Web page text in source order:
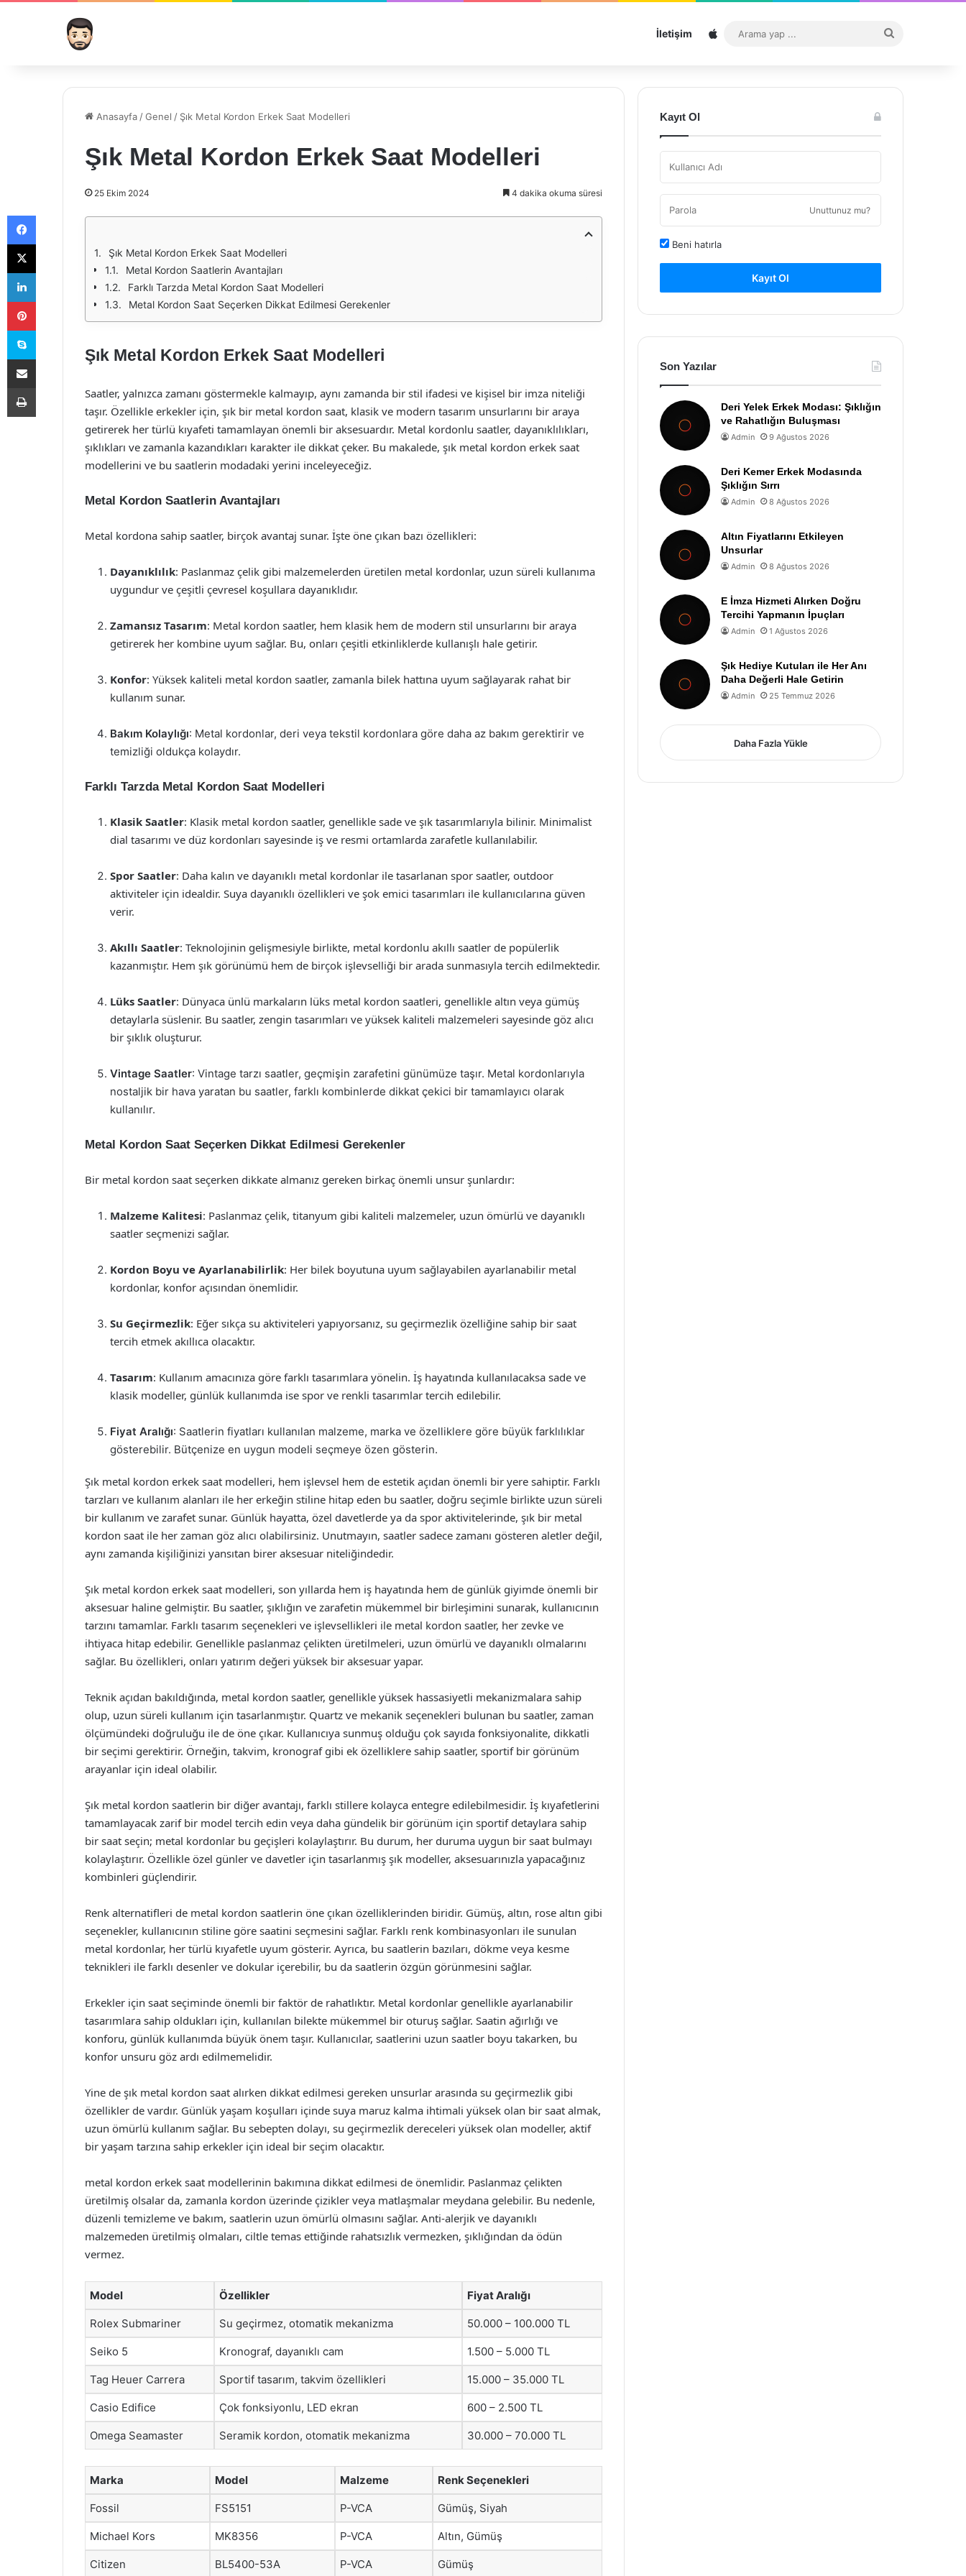
İletişim Sitemap
...
Anasayfa /Genel / Şık Metal Kordon Erkek Saat Modelleri
Şık Metal Kordon Erkek Saat Modelleri
25 Ekim 2024 4 dakika okuma süresi
Şık Metal Kordon Erkek Saat Modelleri
Metal Kordon Saatlerin Avantajları
Farklı Tarzda Metal Kordon Saat Modelleri
Metal Kordon Saat Seçerken Dikkat Edilmesi Gerekenler
Şık Metal Kordon Erkek Saat Modelleri
Saatler, yalnızca zamanı göstermekle kalmayıp, aynı zamanda bir stil ifadesi ve kişisel bir imza niteliği
taşır. Özellikle erkekler için, şık bir metal kordon saat, klasik ve modern tasarım unsurlarını bir araya
getirerek her türlü kıyafeti tamamlayan önemli bir aksesuardır. Metal kordonlu saatler, dayanıklılıkları,
şıklıkları ve zamanla kazandıkları karakter ile dikkat çeker. Bu makalede, şık metal kordon erkek saat
modellerini ve bu saatlerin modadaki yerini inceleyeceğiz.
Metal Kordon Saatlerin Avantajları
Metal kordona sahip saatler, birçok avantaj sunar. İşte öne çıkan bazı özellikleri:
Dayanıklılık: Paslanmaz çelik gibi malzemelerden üretilen metal kordonlar, uzun süreli kullanıma
uygundur ve çeşitli çevresel koşullara dayanıklıdır.
Zamansız Tasarım: Metal kordon saatler, hem klasik hem de modern stil unsurlarını bir araya
getirerek her kombine uyum sağlar. Bu, onları çeşitli etkinliklerde kullanışlı hale getirir.
Konfor: Yüksek kaliteli metal kordon saatler, zamanla bilek hattına uyum sağlayarak rahat bir
kullanım sunar.
Bakım Kolaylığı: Metal kordonlar, deri veya tekstil kordonlara göre daha az bakım gerektirir ve
temizliği oldukça kolaydır.
Farklı Tarzda Metal Kordon Saat Modelleri
Klasik Saatler: Klasik metal kordon saatler, genellikle sade ve şık tasarımlarıyla bilinir. Minimalist
dial tasarımı ve düz kordonları sayesinde iş ve resmi ortamlarda zarafetle kullanılabilir.
Spor Saatler: Daha kalın ve dayanıklı metal kordonlar ile tasarlanan spor saatler, outdoor
aktiviteler için idealdir. Suya dayanıklı özellikleri ve şok emici tasarımları ile kullanıcılarına güven
verir.
Akıllı Saatler: Teknolojinin gelişmesiyle birlikte, metal kordonlu akıllı saatler de popülerlik
kazanmıştır. Hem şık görünümü hem de birçok işlevselliği bir arada sunmasıyla tercih edilmektedir.
Lüks Saatler: Dünyaca ünlü markaların lüks metal kordon saatleri, genellikle altın veya gümüş
detaylarla süslenir. Bu saatler, zengin tasarımları ve yüksek kaliteli malzemeleri sayesinde göz alıcı
bir şıklık oluşturur.
Vintage Saatler: Vintage tarzı saatler, geçmişin zarafetini günümüze taşır. Metal kordonlarıyla
nostaljik bir hava yaratan bu saatler, farklı kombinlerde dikkat çekici bir tamamlayıcı olarak
kullanılır.
Metal Kordon Saat Seçerken Dikkat Edilmesi Gerekenler
Bir metal kordon saat seçerken dikkate almanız gereken birkaç önemli unsur şunlardır:
Malzeme Kalitesi: Paslanmaz çelik, titanyum gibi kaliteli malzemeler, uzun ömürlü ve dayanıklı
saatler seçmenizi sağlar.
Kordon Boyu ve Ayarlanabilirlik: Her bilek boyutuna uyum sağlayabilen ayarlanabilir metal
kordonlar, konfor açısından önemlidir.
Su Geçirmezlik: Eğer sıkça su aktiviteleri yapıyorsanız, su geçirmezlik özelliğine sahip bir saat
tercih etmek akıllıca olacaktır.
Tasarım: Kullanım amacınıza göre farklı tasarımlara yönelin. İş hayatında kullanılacaksa sade ve
klasik modeller, günlük kullanımda ise spor ve renkli tasarımlar tercih edilebilir.
Fiyat Aralığı: Saatlerin fiyatları kullanılan malzeme, marka ve özelliklere göre büyük farklılıklar
gösterebilir. Bütçenize en uygun modeli seçmeye özen gösterin.
Şık metal kordon erkek saat modelleri, hem işlevsel hem de estetik açıdan önemli bir yere sahiptir. Farklı
tarzları ve kullanım alanları ile her erkeğin stiline hitap eden bu saatler, doğru seçimle birlikte uzun süreli
bir kullanım ve zarafet sunar. Günlük hayatta, özel davetlerde ya da spor aktivitelerinde, şık bir metal
kordon saat ile her zaman göz alıcı olabilirsiniz. Unutmayın, saatler sadece zamanı gösteren aletler değil,
aynı zamanda kişiliğinizi yansıtan birer aksesuar niteliğindedir.
Şık metal kordon erkek saat modelleri, son yıllarda hem iş hayatında hem de günlük giyimde önemli bir
aksesuar haline gelmiştir. Bu saatler, şıklığın ve zarafetin mükemmel bir birleşimini sunarak, kullanıcının
tarzını tamamlar. Farklı tasarım seçenekleri ve işlevsellikleri ile metal kordon saatler, her zevke ve
ihtiyaca hitap edebilir. Genellikle paslanmaz çelikten üretilmeleri, uzun ömürlü ve dayanıklı olmalarını
sağlar. Bu özellikleri, onları yatırım değeri yüksek bir aksesuar yapar.
Teknik açıdan bakıldığında, metal kordon saatler, genellikle yüksek hassasiyetli mekanizmalara sahip
olup, uzun süreli kullanım için tasarlanmıştır. Quartz ve mekanik seçenekleri bulunan bu saatler, zaman
ölçümündeki doğruluğu ile de öne çıkar. Kullanıcıya sunmuş olduğu çok sayıda fonksiyonalite, dikkatli
bir seçimi gerektirir. Örneğin, takvim, kronograf gibi ek özelliklere sahip saatler, sportif bir görünüm
arayanlar için ideal olabilir.
Şık metal kordon saatlerin bir diğer avantajı, farklı stillere kolayca entegre edilebilmesidir. İş kıyafetlerini
tamamlayacak zarif bir model tercih edin veya daha gündelik bir görünüm için sportif detaylara sahip
bir saat seçin; metal kordonlar bu geçişleri kolaylaştırır. Bu durum, her duruma uygun bir saat bulmayı
kolaylaştırır. Özellikle özel günler ve davetler için tasarlanmış şık modeller, aksesuarınızla yapacağınız
kombinleri güçlendirir.
Renk alternatifleri de metal kordon saatlerin öne çıkan özelliklerinden biridir. Gümüş, altın, rose altın gibi
seçenekler, kullanıcının stiline göre saatini seçmesini sağlar. Farklı renk kombinasyonları ile sunulan
metal kordonlar, her türlü kıyafetle uyum gösterir. Ayrıca, bu saatlerin bazıları, dökme veya kesme
teknikleri ile farklı desenler ve dokular içerebilir, bu da saatlerin özgün görünmesini sağlar.
Erkekler için saat seçiminde önemli bir faktör de rahatlıktır. Metal kordonlar genellikle ayarlanabilir
tasarımlara sahip oldukları için, kullanılan bilekte mükemmel bir oturuş sağlar. Saatin ağırlığı ve
konforu, günlük kullanımda büyük önem taşır. Kullanıcılar, saatlerini uzun saatler boyu takarken, bu
konfor unsuru göz ardı edilmemelidir.
Yine de şık metal kordon saat alırken dikkat edilmesi gereken unsurlar arasında su geçirmezlik gibi
özellikler de vardır. Günlük yaşam koşulları içinde suya maruz kalma ihtimali yüksek olan bir saat almak,
uzun ömürlü kullanım sağlar. Bu sebepten dolayı, su geçirmezlik dereceleri yüksek olan modeller, aktif
bir yaşam tarzına sahip erkekler için ideal bir seçim olacaktır.
metal kordon erkek saat modellerinin bakımına dikkat edilmesi de önemlidir. Paslanmaz çelikten
üretilmiş olsalar da, zamanla kordon üzerinde çizikler veya matlaşmalar meydana gelebilir. Bu nedenle,
düzenli temizleme ve bakım, saatlerin uzun ömürlü olmasını sağlar. Anti-alerjik ve dayanıklı
malzemeden üretilmiş olmaları, ciltle temas ettiğinde rahatsızlık vermezken, şıklığından da ödün
vermez.
Model Özellikler Fiyat Aralığı
Rolex Submariner Su geçirmez, otomatik mekanizma 50.000 – 100.000 TL
Seiko 5 Kronograf, dayanıklı cam 1.500 – 5.000 TL
Tag Heuer Carrera Sportif tasarım, takvim özellikleri 15.000 – 35.000 TL
Casio Edifice Çok fonksiyonlu, LED ekran 600 – 2.500 TL
Omega Seamaster Seramik kordon, otomatik mekanizma 30.000 – 70.000 TL
Marka Model Malzeme Renk Seçenekleri
Fossil FS5151 P-VCA Gümüş, Siyah
Michael Kors MK8356 P-VCA Altın, Gümüş
Citizen BL5400-53A P-VCA Gümüş
Kayıt Ol
Unuttunuz mu?
Beni hatırla
Kayıt Ol
Son Yazılar
Deri Yelek Erkek Modası: Şıklığın
ve Rahatlığın Buluşması
Admin 9 Ağustos 2026
Deri Kemer Erkek Modasında
Şıklığın Sırrı
Admin 8 Ağustos 2026
Altın Fiyatlarını Etkileyen
Unsurlar
Admin 8 Ağustos 2026
E İmza Hizmeti Alırken Doğru
Tercihi Yapmanın İpuçları
Admin 1 Ağustos 2026
Şık Hediye Kutuları ile Her Anı
Daha Değerli Hale Getirin
Admin 25 Temmuz 2026
Daha Fazla Yükle
Facebook
X
LinkedIn
Pinterest
Skype
E-Posta ile paylaş